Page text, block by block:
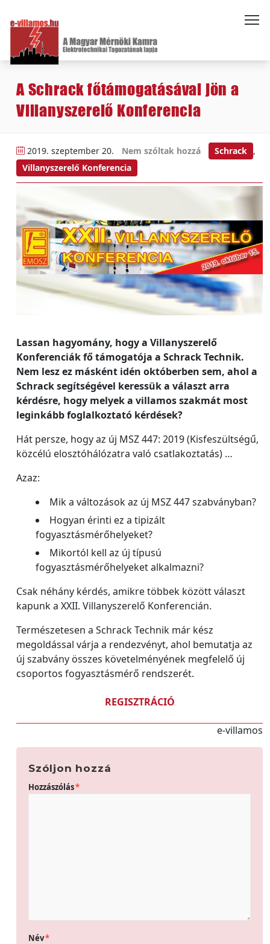
A Schrack főtámogatásával jön a
Villanyszerelő Konferencia
2019. szeptember 20. Nem szóltak hozzá Schrack ,
Villanyszerelő Konferencia
Lassan hagyomány, hogy a Villanyszerelő
Konferenciák fő támogatója a Schrack Technik.
Nem lesz ez másként idén októberben sem, ahol a
Schrack segítségével keressük a választ arra
kérdésre, hogy melyek a villamos szakmát most
leginkább foglalkoztató kérdések?
Hát persze, hogy az új MSZ 447: 2019 (Kisfeszültségű,
közcélú elosztóhálózatra való csatlakoztatás) …
Azaz:
Mik a változások az új MSZ 447 szabványban?
Hogyan érinti ez a tipizált
fogyasztásmérőhelyeket?
Mikortól kell az új típusú
fogyasztásmérőhelyeket alkalmazni?
Csak néhány kérdés, amikre többek között választ
kapunk a XXII. Villanyszerelő Konferencián.
Természetesen a Schrack Technik már kész
megoldással várja a rendezvényt, ahol bemutatja az
új szabvány összes követelményének megfelelő új
csoportos fogyasztásmérő rendszerét.
REGISZTRÁCIÓ
e-villamos
Szóljon hozzá
Hozzászólás*
Név*